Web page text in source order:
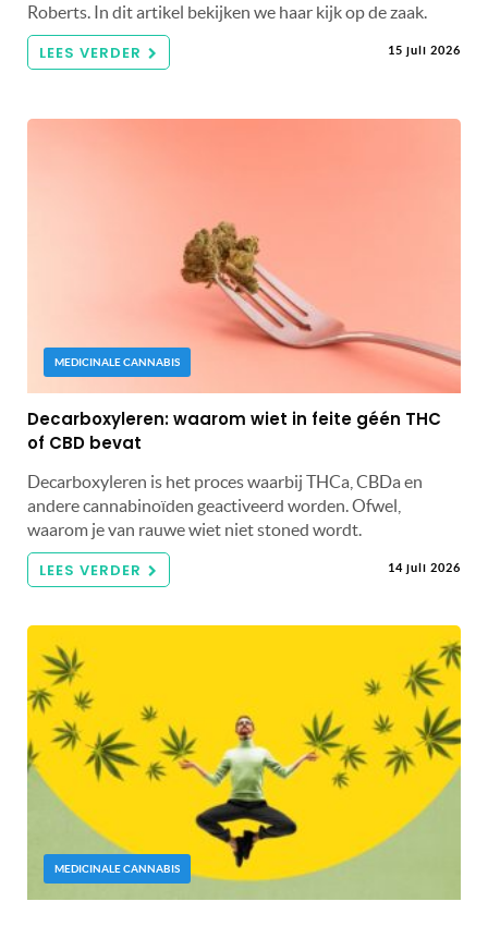
Roberts. In dit artikel bekijken we haar kijk op de zaak.
LEES VERDER 15 juli 2026
MEDICINALE CANNABIS
Decarboxyleren: waarom wiet in feite géén THC
of CBD bevat
Decarboxyleren is het proces waarbij THCa, CBDa en
andere cannabinoïden geactiveerd worden. Ofwel,
waarom je van rauwe wiet niet stoned wordt.
LEES VERDER 14 juli 2026
MEDICINALE CANNABIS